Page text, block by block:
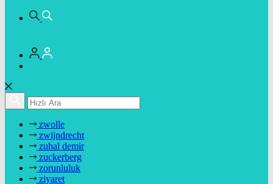
zwolle
zwijndrecht
zuhal demir
zuckerberg
zorunluluk
ziyaret